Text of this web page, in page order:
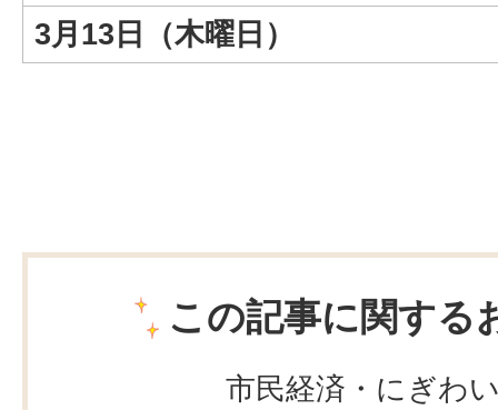
3月13日（木曜日）
この記事に関する
市民経済・にぎわ